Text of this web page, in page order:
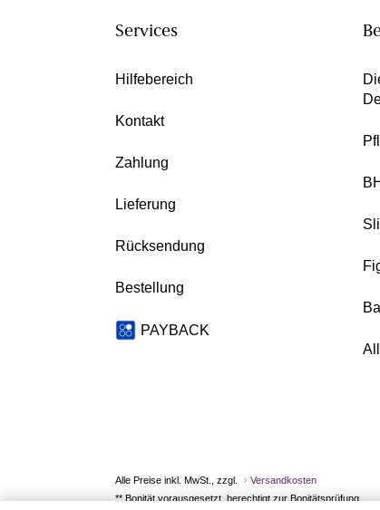
Services
Hilfebereich
Kontakt
Zahlung
Lieferung
Rücksendung
Bestellung
PAYBACK
Alle Preise inkl. MwSt., zzgl.
Versandkosten
** Bonität vorausgesetzt, berechtigt zur Bonitätsprüfung